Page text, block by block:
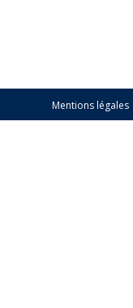
Mentions légales